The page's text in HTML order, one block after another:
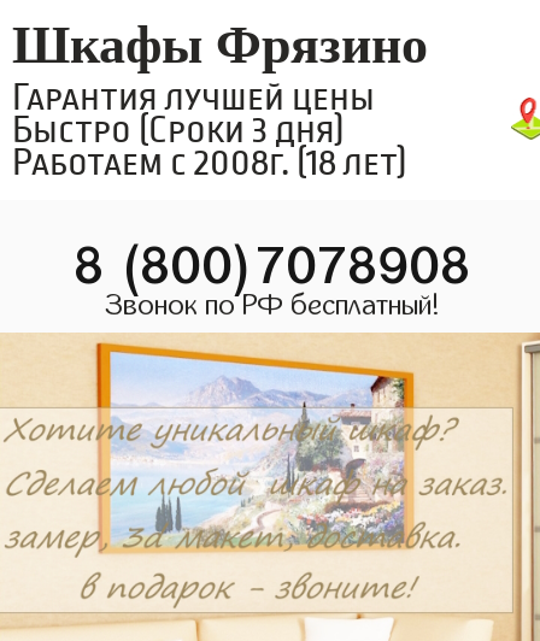
Шкафы Фрязино
Гарантия лучшей цены
Быстро (Сроки 3 дня)
Работаем с 2008г. (18 лет)
8 (800)7078908
Звонок по РФ бесплатный!